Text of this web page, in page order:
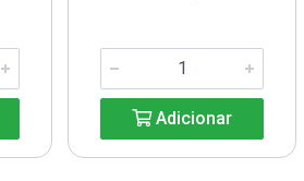
Adicionar